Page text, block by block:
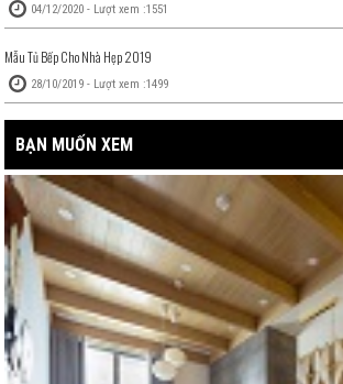
04/12/2020 - Lượt xem :1551
Mẫu Tủ Bếp Cho Nhà Hẹp 2019
28/10/2019 - Lượt xem :1499
BẠN MUỐN XEM